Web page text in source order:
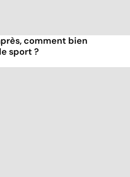
comment bien
sport ?